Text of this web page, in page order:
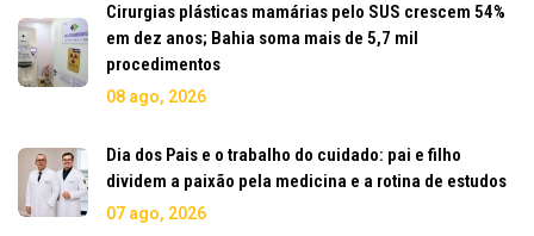
Cirurgias plásticas mamárias pelo SUS crescem 54%
em dez anos; Bahia soma mais de 5,7 mil
procedimentos
08 ago, 2026
Dia dos Pais e o trabalho do cuidado: pai e filho
dividem a paixão pela medicina e a rotina de estudos
07 ago, 2026